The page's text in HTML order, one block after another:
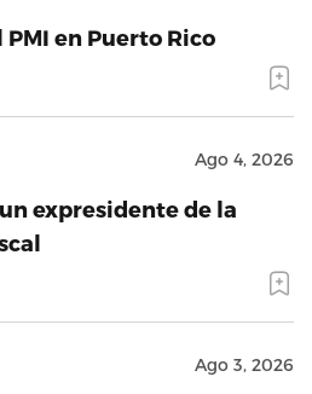
en Puerto Rico
Ago 4, 2026
expresidente de la
Ago 3, 2026